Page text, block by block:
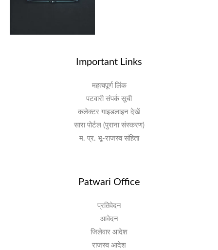
Important Links
महत्वपूर्ण लिंक
पटवारी संपर्क सूची
कलेक्टर गाइडलाइन देखें
सारा पोर्टल (पुराना संस्करण)
म. प्र. भू-राजस्व संहिता
Patwari Office
प्रतिवेदन
आवेदन
जिलेवार आदेश
राजस्व आदेश